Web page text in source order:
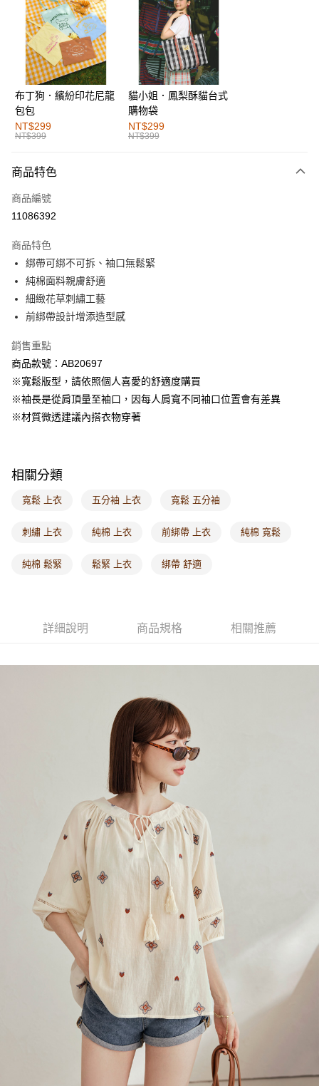
超商取貨付款
LINE Pay
街口支付
運送方式
全家取貨付款
每筆NT$60，滿NT$1,000(含以上)免運費
付款後全家取貨
萊爾富取貨付款
付款後萊爾富取貨
每筆NT$60，滿NT$1,000(含以上)免運費
7-11取貨付款
每筆NT$60，滿NT$1,000(含以上)免運費
付款後7-11取貨
每筆NT$60，滿NT$1,000(含以上)免運費
宅配
每筆NT$120，滿NT$1,000(含以上)免運費
海外配送-歐美地區 查看運費
布丁狗．繽紛印花尼龍
包包
NT$299
NT$399
貓小姐．鳳梨酥貓台式
購物袋
NT$299
NT$399
商品特色
商品編號
11086392
商品特色
綁帶可綁不可拆、袖口無鬆緊
純棉面料親膚舒適
細緻花草刺繡工藝
前綁帶設計增添造型感
銷售重點
商品款號：AB20697
※寬鬆版型，請依照個人喜愛的舒適度購買
※袖長是從肩頂量至袖口，因每人肩寬不同袖口位置會有差異
※材質微透建議內搭衣物穿著
相關分類
寬鬆 上衣 五分袖 上衣 寬鬆 五分袖
刺繡 上衣 純棉 上衣 前綁帶 上衣 純棉 寬鬆
純棉 鬆緊 鬆緊 上衣 綁帶 舒適
詳細說明 商品規格 相關推薦